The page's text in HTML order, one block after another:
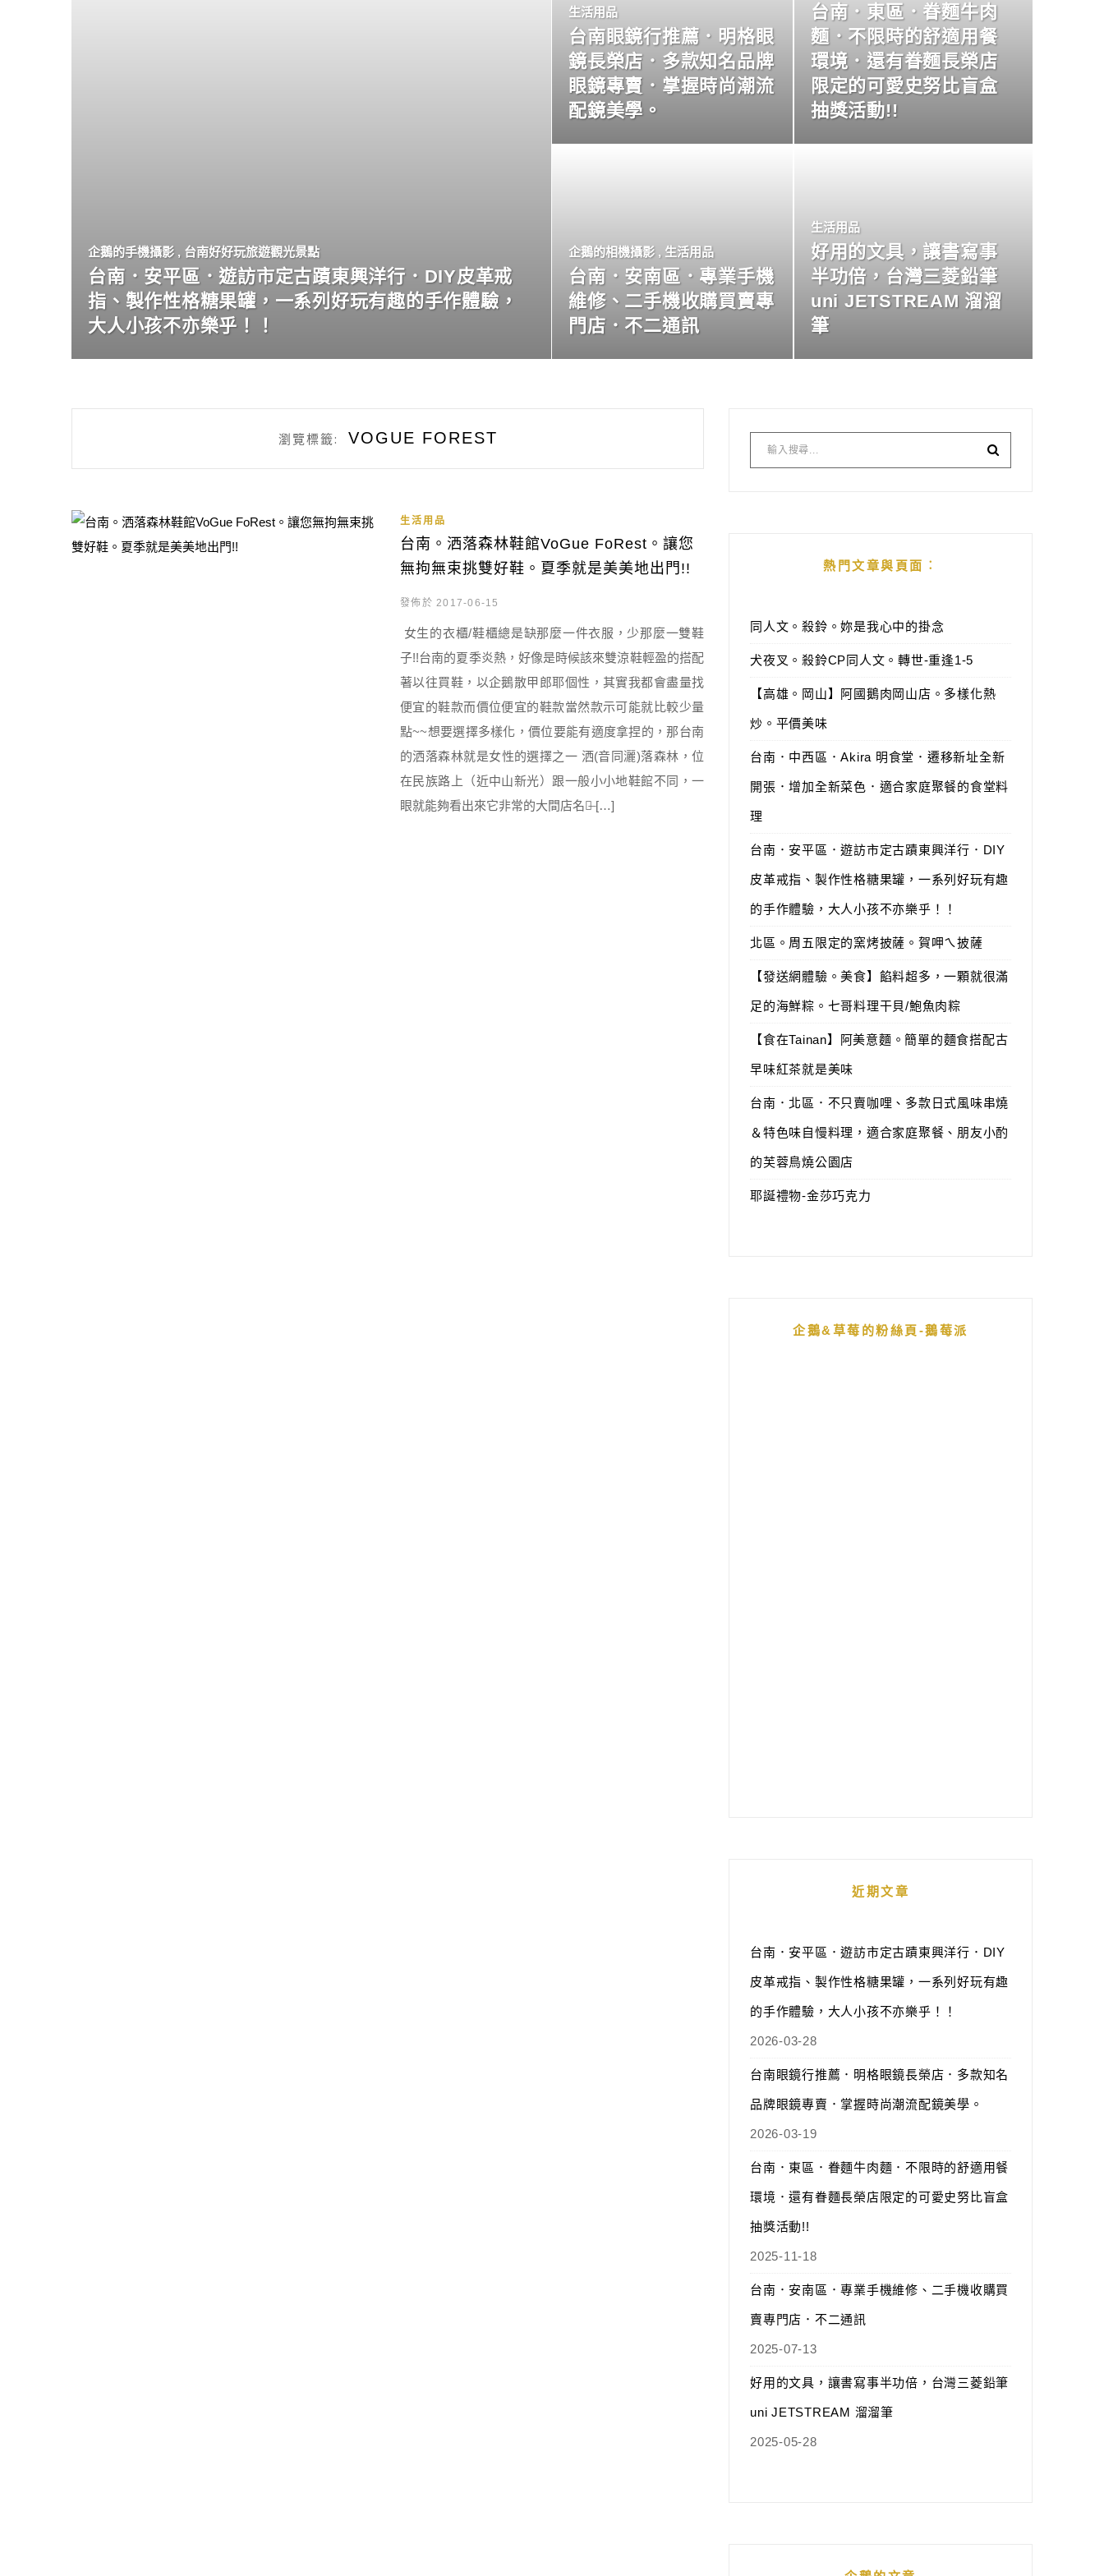
企鵝的手機攝影 , 台南好好玩旅遊觀光景點
台南．安平區．遊訪市定古蹟東興洋行．DIY皮革戒
指、製作性格糖果罐，一系列好玩有趣的手作體驗，
大人小孩不亦樂乎！！
生活用品
台南眼鏡行推薦．明格眼
鏡長榮店．多款知名品牌
眼鏡專賣．掌握時尚潮流
配鏡美學。
台南．東區．眷麵牛肉
麵．不限時的舒適用餐
環境．還有眷麵長榮店
限定的可愛史努比盲盒
抽獎活動!!
企鵝的相機攝影 , 生活用品
台南．安南區．專業手機
維修、二手機收購買賣專
門店．不二通訊
生活用品
好用的文具，讓書寫事
半功倍，台灣三菱鉛筆
uni JETSTREAM 溜溜
筆
瀏覽標籤: VOGUE FOREST
生活用品
台南。洒落森林鞋館VoGue FoRest。讓您
無拘無束挑雙好鞋。夏季就是美美地出門!!
發佈於 2017-06-15
女生的衣櫃/鞋櫃總是缺那麼一件衣服，少那麼一雙鞋
子!!台南的夏季炎熱，好像是時候該來雙涼鞋輕盈的搭配
著以往買鞋，以企鵝散甲郎耶個性，其實我都會盡量找
便宜的鞋款而價位便宜的鞋款當然款示可能就比較少量
點~~想要選擇多樣化，價位要能有適度拿捏的，那台南
的洒落森林就是女性的選擇之一 洒(音同灑)落森林，位
在民族路上（近中山新光）跟一般小小地鞋館不同，一
眼就能夠看出來它非常的大間店名的̶ […]
熱門文章與頁面︰
同人文。殺鈴。妳是我心中的掛念
犬夜叉。殺鈴CP同人文。轉世-重逢1-5
【高雄。岡山】阿國鵝肉岡山店。多樣化熱
炒。平價美味
台南．中西區．Akira 明食堂．遷移新址全新
開張．增加全新菜色．適合家庭聚餐的食堂料
理
台南．安平區．遊訪市定古蹟東興洋行．DIY
皮革戒指、製作性格糖果罐，一系列好玩有趣
的手作體驗，大人小孩不亦樂乎！！
北區。周五限定的窯烤披薩。賀呷ㄟ披薩
【發送網體驗。美食】餡料超多，一顆就很滿
足的海鮮粽。七哥料理干貝/鮑魚肉粽
【食在Tainan】阿美意麵。簡單的麵食搭配古
早味紅茶就是美味
台南．北區．不只賣咖哩、多款日式風味串燒
＆特色味自慢料理，適合家庭聚餐、朋友小酌
的芙蓉鳥燒公園店
耶誕禮物-金莎巧克力
企鵝&草莓的粉絲頁-鵝莓派
近期文章
台南．安平區．遊訪市定古蹟東興洋行．DIY
皮革戒指、製作性格糖果罐，一系列好玩有趣
的手作體驗，大人小孩不亦樂乎！！
2026-03-28
台南眼鏡行推薦．明格眼鏡長榮店．多款知名
品牌眼鏡專賣．掌握時尚潮流配鏡美學。
2026-03-19
台南．東區．眷麵牛肉麵．不限時的舒適用餐
環境．還有眷麵長榮店限定的可愛史努比盲盒
抽獎活動!!
2025-11-18
台南．安南區．專業手機維修、二手機收購買
賣專門店．不二通訊
2025-07-13
好用的文具，讓書寫事半功倍，台灣三菱鉛筆
uni JETSTREAM 溜溜筆
2025-05-28